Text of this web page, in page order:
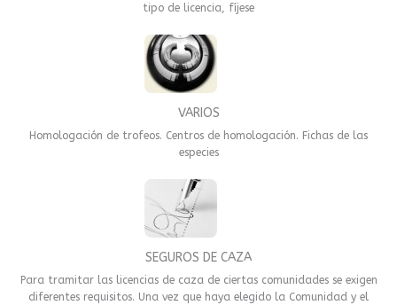
tipo de licencia, fíjese
VARIOS
Homologación de trofeos. Centros de homologación. Fichas de las
especies
SEGUROS DE CAZA
Para tramitar las licencias de caza de ciertas comunidades se exigen
diferentes requisitos. Una vez que haya elegido la Comunidad y el